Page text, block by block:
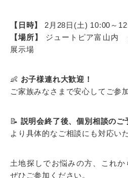
【日時】
2月28日(土) 10:00～
【場所】
ジュートピア富山内
展示場
👶 お子様連れ大歓迎！
ご家族みなさまで安心してご参
📝 説明会終了後、個別相談のご
より具体的なご相談にも対応い
土地探しでお悩みの方、これ
ぜひご参加ください。